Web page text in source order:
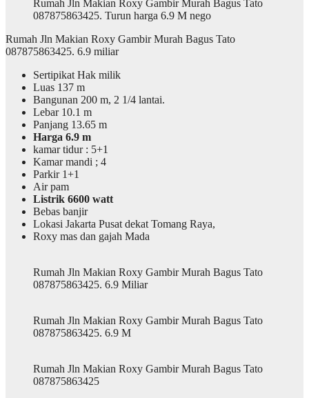
Rumah Jln Makian Roxy Gambir Murah Bagus Tato
087875863425. Turun harga 6.9 M nego
Rumah Jln Makian Roxy Gambir Murah Bagus Tato
087875863425. 6.9 miliar
Sertipikat Hak milik
Luas 137 m
Bangunan 200 m, 2 1/4 lantai.
Lebar 10.1 m
Panjang 13.65 m
Harga 6.9 m
kamar tidur : 5+1
Kamar mandi ; 4
Parkir 1+1
Air pam
Listrik 6600 watt
Bebas banjir
Lokasi Jakarta Pusat dekat Tomang Raya,
Roxy mas dan gajah Mada
Rumah Jln Makian Roxy Gambir Murah Bagus Tato
087875863425. 6.9 Miliar
Rumah Jln Makian Roxy Gambir Murah Bagus Tato
087875863425. 6.9 M
Rumah Jln Makian Roxy Gambir Murah Bagus Tato
087875863425